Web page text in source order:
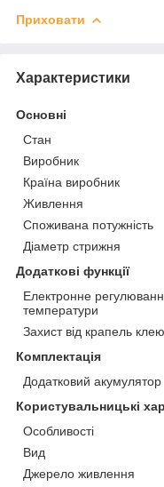
Приховати
Характеристики
Основні
Стан
Виробник
Країна виробник
Живлення
Споживана потужність
Діаметр стрижня
Додаткові функції
Електронне
температури
Захист від крапель клею
Комплектація
Додатковий акумулятор
Користувальницькі
Особливості
Вид
Джерело живлення